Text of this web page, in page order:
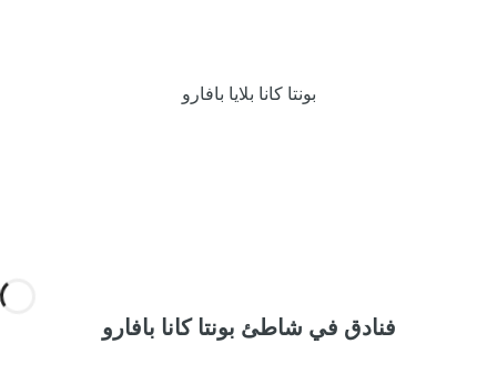
بونتا كانا بلايا بافارو
فنادق في شاطئ بونتا كانا بافارو